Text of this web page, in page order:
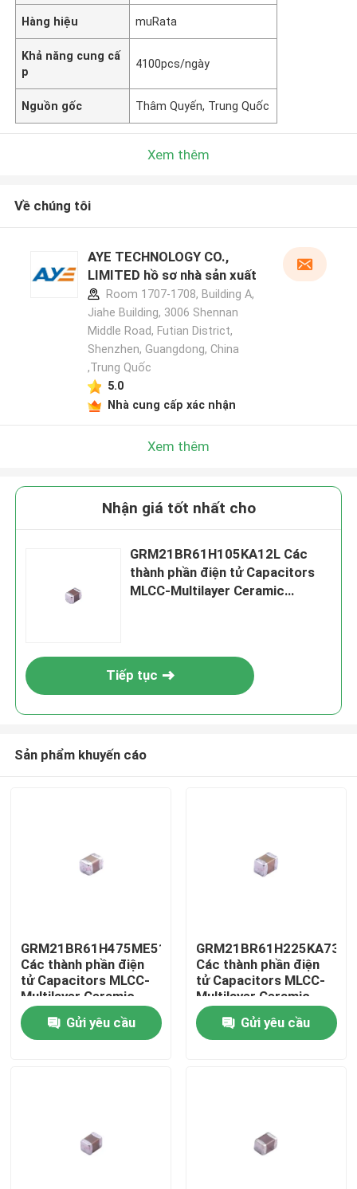
Các sản phẩm
Hàng hiệu muRata
Khả năng cung cấ
p
4100pcs/ngày
Nguồn gốc Thâm Quyến, Trung Quốc
Xem thêm
Về chúng tôi
AYE TECHNOLOGY CO.,
LIMITED hồ sơ nhà sản xuất
Room 1707-1708, Building A,
Jiahe Building, 3006 Shennan
Middle Road, Futian District,
Shenzhen, Guangdong, China
,Trung Quốc
5.0
Nhà cung cấp xác nhận
Xem thêm
Nhận giá tốt nhất cho
GRM21BR61H105KA12L Các
thành phần điện tử Capacitors
MLCC-Multilayer Ceramic
Tiếp tục
Sản phẩm khuyến cáo
GRM21BR61H475ME51L
Các thành phần điện
tử Capacitors MLCC-
Multilayer Ceramic
Capacitors
Gửi yêu cầu
GRM21BR61H225KA73L
Các thành phần điện
tử Capacitors MLCC-
Multilayer Ceramic
Capacitors
Gửi yêu cầu